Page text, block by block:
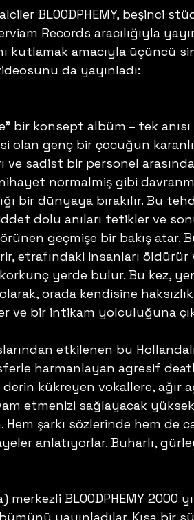
BLOODPHEMY, beşinci
Records aracılığıyla
kutlamak amacıyla üçüncü
da yayınladı:
bir konsept albüm – tek
olan genç bir çocuğun
ve sadist bir personel
normalmiş gibi
bir dünyaya bırakılır. Bu
dolu anıları tetikler ve
geçmişe bir bakış atar.
etrafındaki insanları öldürür
korkunç yerde bulur. Bu kez,
orada kendisine
ve bir intikam yolculuğuna
etkilenen bu
harmanlayan agresif
kükreyen vokallere, ağır
etmenizi sağlayacak
Hem şarkı sözlerinde hem de
anlatıyorlar. Buharlı,
BLOODPHEMY 2000